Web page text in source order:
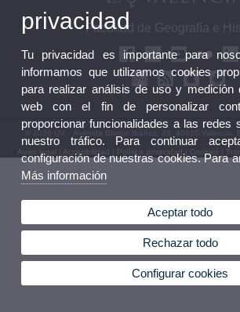
Facultad de Geografía e
© 2026 UV. - Avenida Blasco Ibáñez, 28. 46010 Valencia.
Aviso legal Accesibilidad Política privacidad Cookies
privacidad
Tu privacidad es importante para
informamos que utilizamos cookies
para realizar análisis de uso y medición
web con el fin de personalizar
proporcionar funcionalidades a las redes
nuestro tráfico. Para continuar
configuración de nuestras cookies. Para
Más información
Aceptar todo
Rechazar todo
Configurar cookies